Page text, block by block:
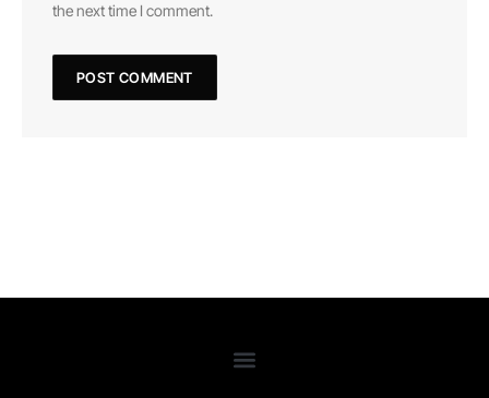
the next time I comment.